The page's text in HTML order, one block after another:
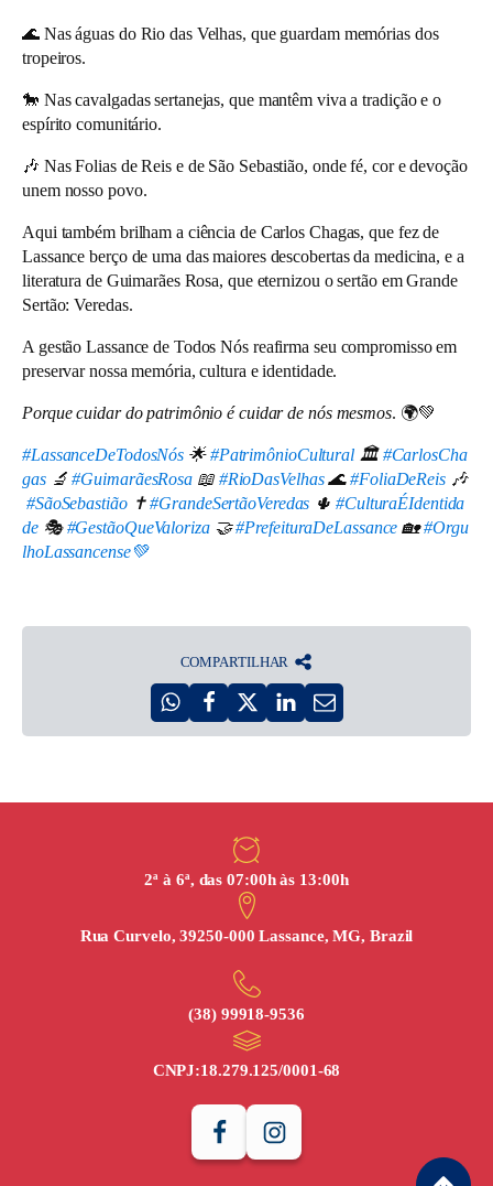
🌊 Nas águas do Rio das Velhas, que guardam memórias dos
tropeiros.
🐎 Nas cavalgadas sertanejas, que mantêm viva a tradição e o
espírito comunitário.
🎶 Nas Folias de Reis e de São Sebastião, onde fé, cor e devoção
unem nosso povo.
Aqui também brilham a ciência de Carlos Chagas, que fez de
Lassance berço de uma das maiores descobertas da medicina, e a
literatura de Guimarães Rosa, que eternizou o sertão em Grande
Sertão: Veredas.
A gestão Lassance de Todos Nós reafirma seu compromisso em
preservar nossa memória, cultura e identidade.
Porque cuidar do patrimônio é cuidar de nós mesmos. 🌍💚
#LassanceDeTodosNós 🌟 #PatrimônioCultural 🏛️#CarlosCha
gas 🔬 #GuimarãesRosa 📖 #RioDasVelhas 🌊 #FoliaDeReis 🎶
#SãoSebastião ✝️#GrandeSertãoVeredas 🌵 #CulturaÉIdentida
de 🎭 #GestãoQueValoriza 🤝 #PrefeituraDeLassance 🏡 #Orgu
lhoLassancense💚
COMPARTILHAR
2ª à 6ª, das 07:00h às 13:00h
Rua Curvelo, 39250-000 Lassance, MG, Brazil
(38) 99918‑9536
CNPJ:18.279.125/0001-68